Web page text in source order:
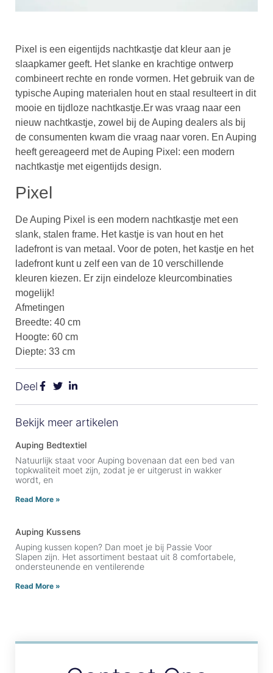
Pixel is een eigentijds nachtkastje dat kleur aan je
slaapkamer geeft. Het slanke en krachtige ontwerp
combineert rechte en ronde vormen. Het gebruik van de
typische Auping materialen hout en staal resulteert in dit
mooie en tijdloze nachtkastje.Er was vraag naar een
nieuw nachtkastje, zowel bij de Auping dealers als bij
de consumenten kwam die vraag naar voren. En Auping
heeft gereageerd met de Auping Pixel: een modern
nachtkastje met eigentijds design.
Pixel
De Auping Pixel is een modern nachtkastje met een
slank, stalen frame. Het kastje is van hout en het
ladefront is van metaal. Voor de poten, het kastje en het
ladefront kunt u zelf een van de 10 verschillende
kleuren kiezen. Er zijn eindeloze kleurcombinaties
mogelijk!
Afmetingen
Breedte: 40 cm
Hoogte: 60 cm
Diepte: 33 cm
Deel
Bekijk meer artikelen
Auping Bedtextiel
Natuurlijk staat voor Auping bovenaan dat een bed van
topkwaliteit moet zijn, zodat je er uitgerust in wakker
wordt, en
Read More »
Auping Kussens
Auping kussen kopen? Dan moet je bij Passie Voor
Slapen zijn. Het assortiment bestaat uit 8 comfortabele,
ondersteunende en ventilerende
Read More »